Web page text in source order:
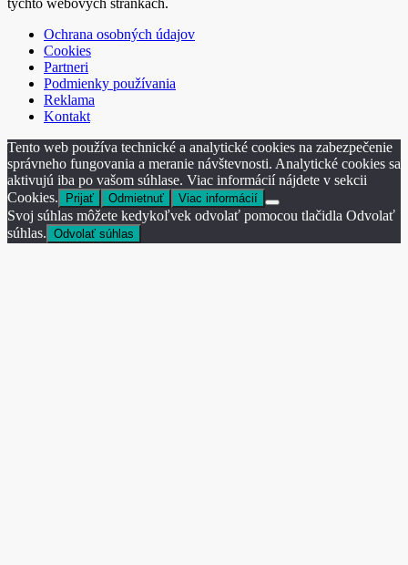
Ochrana osobných údajov
Cookies
Partneri
Podmienky používania
Reklama
Kontakt
Tento web používa technické a analytické cookies na zabezpečenie
správneho fungovania a meranie návštevnosti. Analytické cookies sa
aktivujú iba po vašom súhlase. Viac informácií nájdete v sekcii
Cookies.
Prijať Odmietnuť Viac informácií
Svoj súhlas môžete kedykoľvek odvolať pomocou tlačidla Odvolať
súhlas. Odvolať súhlas